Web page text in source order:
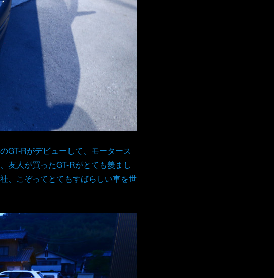
GT-Rがデビューして、モータース
友人が買ったGT-Rがとても羨まし
、こぞってとてもすばらしい車を世